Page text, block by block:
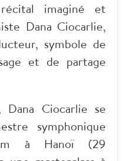
imaginé et
Dana Ciocarlie,
symbole de
et de partage
Dana Ciocarlie se
symphonique
à Hanoï (29